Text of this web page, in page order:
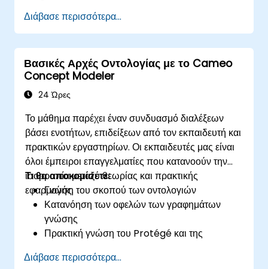
Μοντέλων (MBSE) και τις βέλτιστες πρακτικές στο
MBSE. Αυτή η εκπαίδευση παρέχει μια βασική
εισαγωγή στις βασικές έννοιες και λειτουργίες του
Teamwork Cloud της CATIA No Magic, μαζί με
την εισαγωγή στις βασικές έννοιες και λειτουργίες
των Γλωσσών Εξειδικευμένου Τομέα (DSL) στο
Διάβασε περισσότερα...
Βασικές Αρχές Οντολογίας με το Cameo
Concept Modeler
24 Ώρες
Το μάθημα παρέχει έναν συνδυασμό διαλέξεων
βάσει ενοτήτων, επιδείξεων από τον εκπαιδευτή και
πρακτικών εργαστηρίων. Οι εκπαιδευτές μας είναι
όλοι έμπειροι επαγγελματίες που κατανοούν την
ισορροπία μεταξύ θεωρίας και πρακτικής
εφαρμογής.
Τι θα αποκομίσετε:
Γνώση του σκοπού των οντολογιών
Κατανόηση των οφελών των γραφημάτων
γνώσης
Πρακτική γνώση του Protégé και της
Διάβασε περισσότερα...